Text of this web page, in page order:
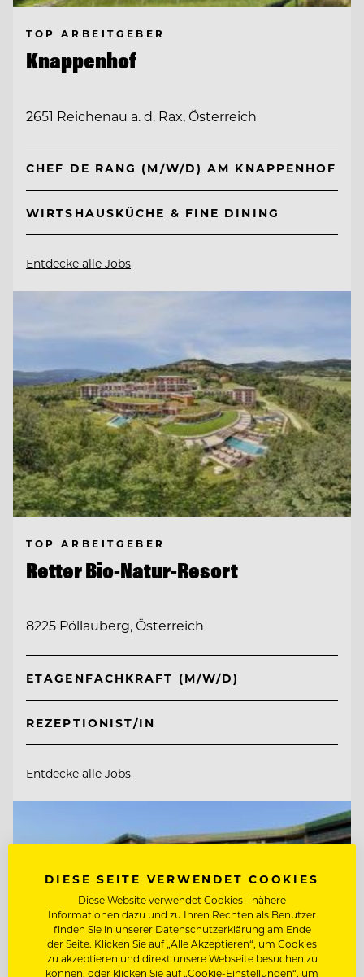
TOP ARBEITGEBER
Knappenhof
2651 Reichenau a. d. Rax, Österreich
CHEF DE RANG (M/W/D) AM KNAPPENHOF
WIRTSHAUSKÜCHE & FINE DINING
Entdecke alle Jobs
TOP ARBEITGEBER
Retter Bio-Natur-Resort
8225 Pöllauberg, Österreich
ETAGENFACHKRAFT (M/W/D)
REZEPTIONIST/IN
Entdecke alle Jobs
DIESE SEITE VERWENDET COOKIES
Diese Website verwendet Cookies - nähere
Informationen dazu und zu Ihren Rechten als Benutzer
finden Sie in unserer Datenschutzerklärung am Ende
der Seite. Klicken Sie auf „Alle Akzeptieren“, um Cookies
zu akzeptieren und direkt unsere Webseite besuchen zu
können, oder klicken Sie auf „Cookie-Einstellungen“, um